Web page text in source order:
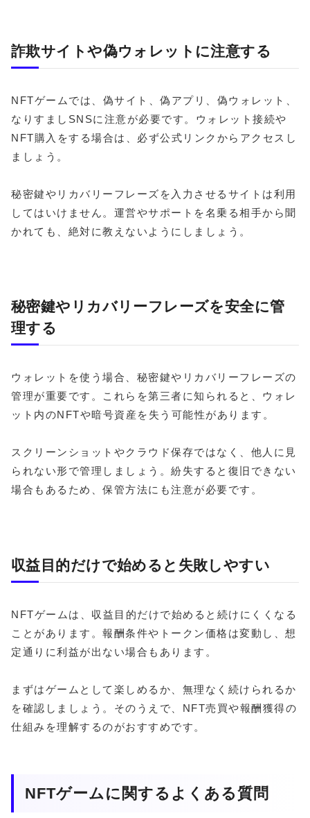
詐欺サイトや偽ウォレットに注意する
NFTゲームでは、偽サイト、偽アプリ、偽ウォレット、
なりすましSNSに注意が必要です。ウォレット接続や
NFT購入をする場合は、必ず公式リンクからアクセスし
ましょう。
秘密鍵やリカバリーフレーズを入力させるサイトは利用
してはいけません。運営やサポートを名乗る相手から聞
かれても、絶対に教えないようにしましょう。
秘密鍵やリカバリーフレーズを安全に管
理する
ウォレットを使う場合、秘密鍵やリカバリーフレーズの
管理が重要です。これらを第三者に知られると、ウォレ
ット内のNFTや暗号資産を失う可能性があります。
スクリーンショットやクラウド保存ではなく、他人に見
られない形で管理しましょう。紛失すると復旧できない
場合もあるため、保管方法にも注意が必要です。
収益目的だけで始めると失敗しやすい
NFTゲームは、収益目的だけで始めると続けにくくなる
ことがあります。報酬条件やトークン価格は変動し、想
定通りに利益が出ない場合もあります。
まずはゲームとして楽しめるか、無理なく続けられるか
を確認しましょう。そのうえで、NFT売買や報酬獲得の
仕組みを理解するのがおすすめです。
NFTゲームに関するよくある質問